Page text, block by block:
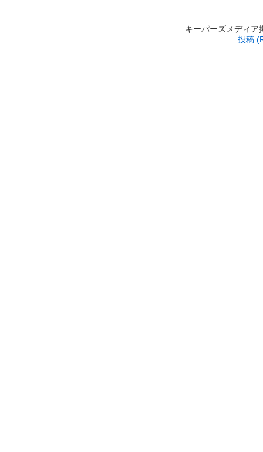
キーパーズメディ
投稿